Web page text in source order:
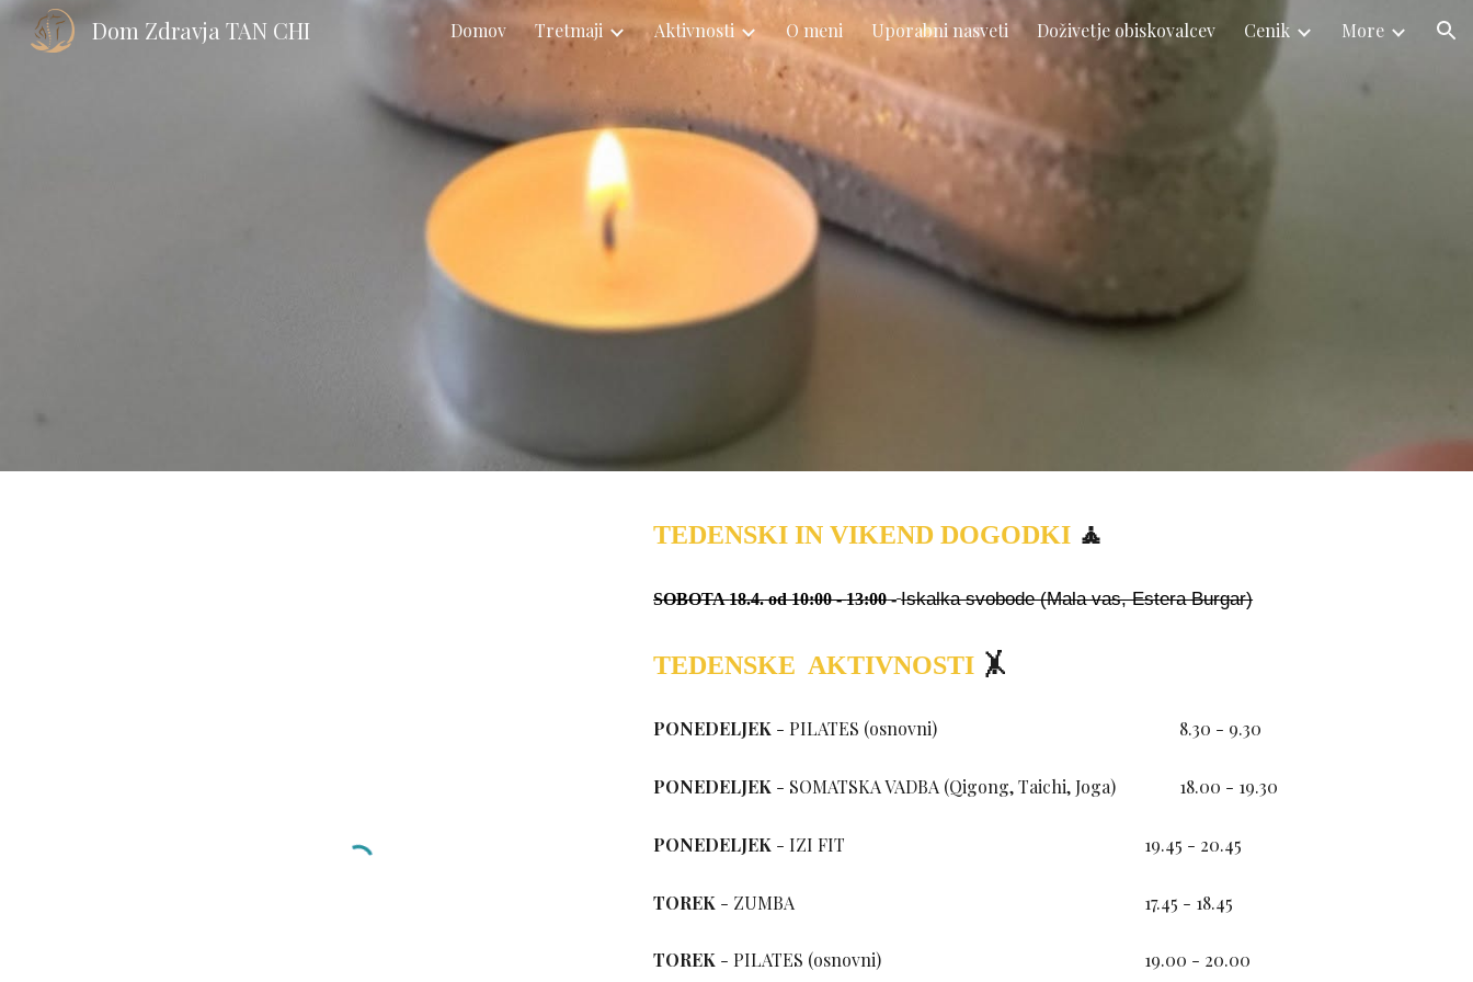
Skip to main content Skip to navigation
Dom Zdravja TAN CHI Domov Tretmaji Aktivnosti O meni Uporabni nasveti Doživetje obiskovalcev Cenik More
TEDENSKI IN VIKEND DOGODKI 🧘
SOBOTA 18.4.od 10:00 -13:00- Iskalka svobode (Mala vas, Estera Burgar)
TEDENSKE AKTIVNOSTI 🤸
PONEDELJEK - PILATES (osnovni) 8.30 - 9.30
PONEDELJEK - SOMATSKA VADBA (Qigong, Taichi, Joga) 18.00 - 19.30
PONEDELJEK - IZI FIT 19.45 - 20.45
TOREK - ZUMBA 17.45 - 18.45
TOREK - PILATES (osnovni) 19.00 - 20.00